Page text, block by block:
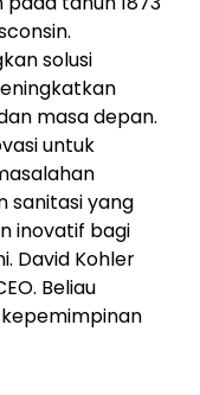
solusi
masa depan.
untuk
sanitasi yang
inovatif bagi
David Kohler
Beliau